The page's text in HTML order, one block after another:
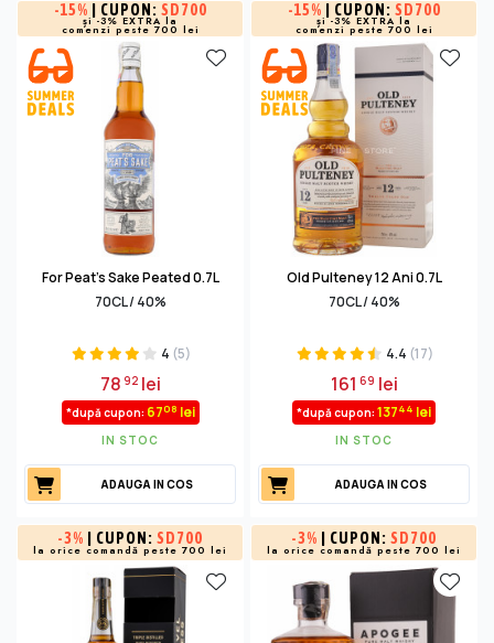
-15% | CUPON: SD700
și -3% EXTRA la
comenzi peste 700 lei
For Peat's Sake Peated 0.7L
70CL / 40%
4 (5)
7892lei
*după cupon: 6708 lei
IN STOC
ADAUGA IN COS
-15% | CUPON: SD700
și -3% EXTRA la
comenzi peste 700 lei
Old Pulteney 12 Ani 0.7L
70CL / 40%
4.4 (17)
16169 lei
*după cupon: 13744 lei
IN STOC
ADAUGA IN COS
-3% | CUPON: SD700
la orice comandă peste 700 lei
-3% | CUPON: SD700
la orice comandă peste 700 lei